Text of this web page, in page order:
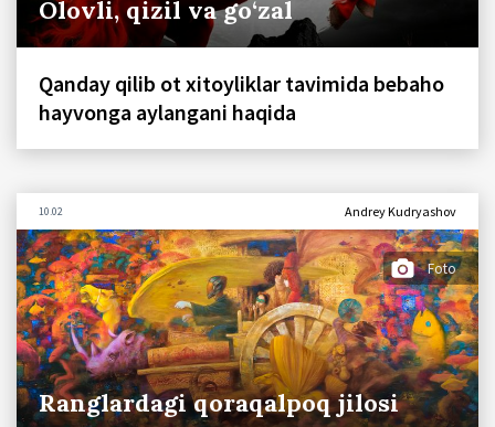
Olovli, qizil va go‘zal
Qanday qilib ot xitoyliklar tavimida bebaho
hayvonga aylangani haqida
10.02 Andrey Kudryashov
Ranglardagi qoraqalpoq jilosi
Foto